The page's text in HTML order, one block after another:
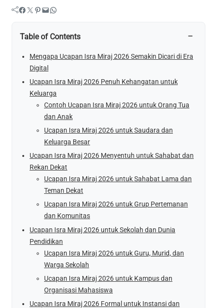
Facebook Twitter Pinterest Mail WhatsApp
Table of Contents −
Mengapa Ucapan Isra Miraj 2026 Semakin Dicari di Era
Digital
Ucapan Isra Miraj 2026 Penuh Kehangatan untuk
Keluarga
Contoh Ucapan Isra Miraj 2026 untuk Orang Tua
dan Anak
Ucapan Isra Miraj 2026 untuk Saudara dan
Keluarga Besar
Ucapan Isra Miraj 2026 Menyentuh untuk Sahabat dan
Rekan Dekat
Ucapan Isra Miraj 2026 untuk Sahabat Lama dan
Teman Dekat
Ucapan Isra Miraj 2026 untuk Grup Pertemanan
dan Komunitas
Ucapan Isra Miraj 2026 untuk Sekolah dan Dunia
Pendidikan
Ucapan Isra Miraj 2026 untuk Guru, Murid, dan
Warga Sekolah
Ucapan Isra Miraj 2026 untuk Kampus dan
Organisasi Mahasiswa
Ucapan Isra Miraj 2026 Formal untuk Instansi dan